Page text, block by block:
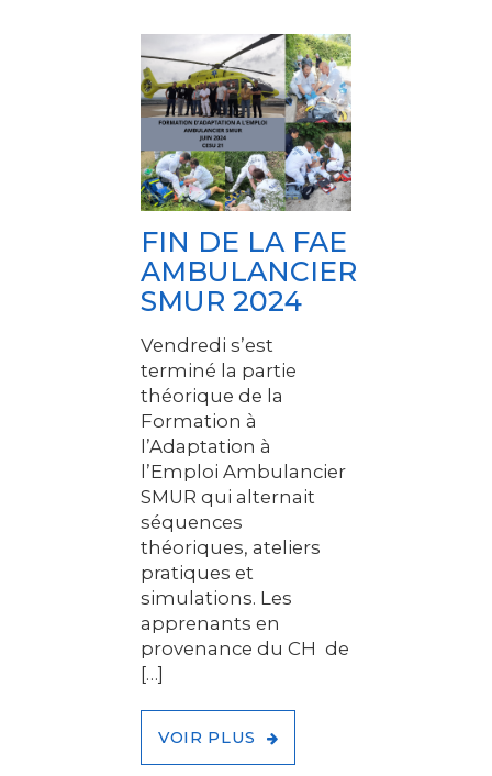
FIN DE LA FAE
AMBULANCIER
SMUR 2024
Vendredi s’est
terminé la partie
théorique de la
Formation à
l’Adaptation à
l’Emploi Ambulancier
SMUR qui alternait
séquences
théoriques, ateliers
pratiques et
simulations. Les
apprenants en
provenance du CH de
[…]
VOIR PLUS